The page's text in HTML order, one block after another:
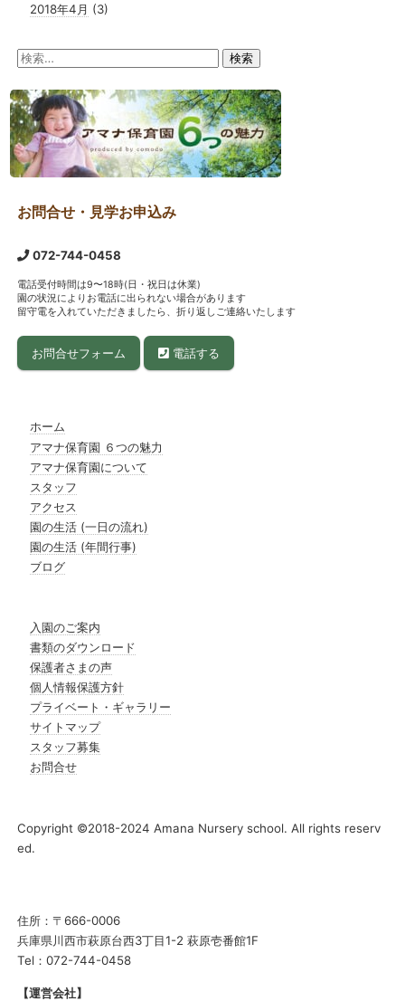
2018年4月 (3)
検
お問合せ・見学お申込み
072-744-0458
電話受付時間は9〜18時(日・祝日は休業)
園の状況によりお電話に出られない場合があります
留守電を入れていただきましたら、折り返しご連絡いたします
お問合せフォーム 電話する
ホーム
アマナ保育園 ６つの魅力
アマナ保育園について
スタッフ
アクセス
園の生活 (一日の流れ)
園の生活 (年間行事)
ブログ
入園のご案内
書類のダウンロード
保護者さまの声
個人情報保護方針
プライベート・ギャラリー
サイトマップ
スタッフ募集
お問合せ
Copyright ©2018-2024 Amana Nursery school. All rights reserv
ed.
住所：〒666-0006
兵庫県川西市萩原台西3丁目1-2 萩原壱番館1F
Tel：072-744-0458
【運営会社】